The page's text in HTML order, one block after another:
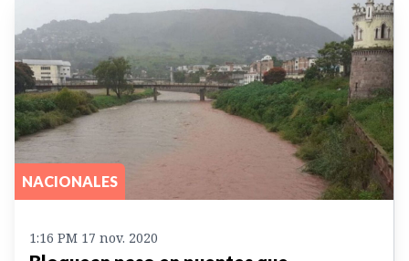
NACIONALES
1:16 PM 17 nov. 2020